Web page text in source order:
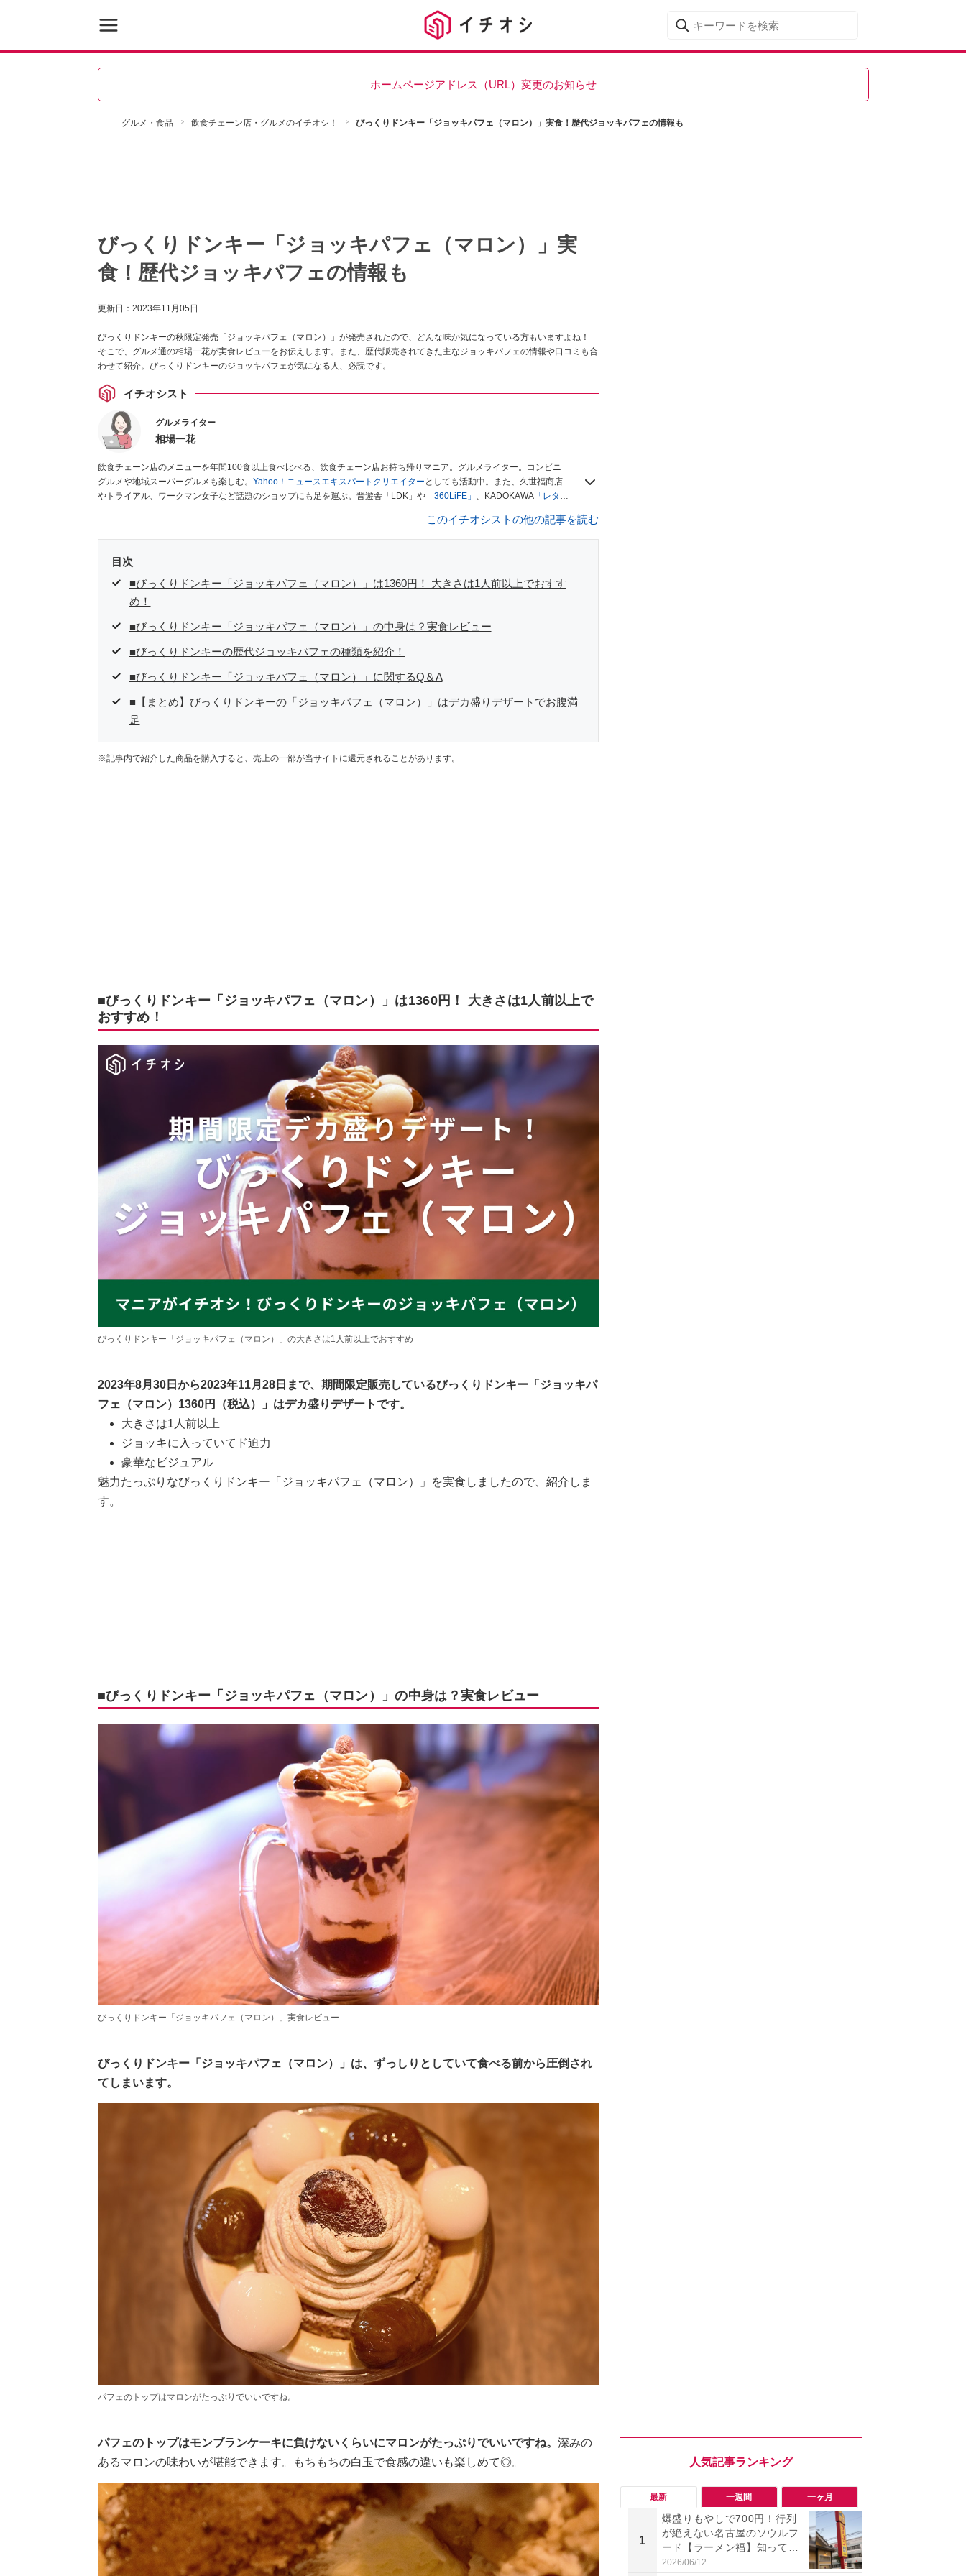
ホームページアドレス（URL）変更のお知らせ
グルメ・食品 飲食チェーン店・グルメのイチオシ！ びっくりドンキー「ジョッキパフェ（マロン）」実食！歴代ジョッキパフェの情報も
びっくりドンキー「ジョッキパフェ（マロン）」実
食！歴代ジョッキパフェの情報も
更新日： 2023年11月05日
びっくりドンキーの秋限定発売「ジョッキパフェ（マロン）」が発売されたので、どんな味か気になっている方もいますよね！
そこで、グルメ通の相場一花が実食レビューをお伝えします。また、歴代販売されてきた主なジョッキパフェの情報や口コミも合
わせて紹介。びっくりドンキーのジョッキパフェが気になる人、必読です。
イチオシスト
グルメライター
相場一花
飲食チェーン店のメニューを年間100食以上食べ比べる、飲食チェーン店お持ち帰りマニア。グルメライター。コンビニ
グルメや地域スーパーグルメも楽しむ。 Yahoo！ニュースエキスパートクリエイター としても活動中。また、久世福商店
やトライアル、ワークマン女子など話題のショップにも足を運ぶ。晋遊舎「LDK」や「360LiFE」 、KADOKAWA「レタス
このイチオシストの他の記事を読む
目次
■びっくりドンキー「ジョッキパフェ（マロン）」は1360円！ 大きさは1人前以上でおすす
め！
■びっくりドンキー「ジョッキパフェ（マロン）」の中身は？実食レビュー
■びっくりドンキーの歴代ジョッキパフェの種類を紹介！
■びっくりドンキー「ジョッキパフェ（マロン）」に関するQ＆A
■【まとめ】びっくりドンキーの「ジョッキパフェ（マロン）」はデカ盛りデザートでお腹満
足
※記事内で紹介した商品を購入すると、売上の一部が当サイトに還元されることがあります。
■びっくりドンキー「ジョッキパフェ（マロン）」は1360円！ 大きさは1人前以上で
おすすめ！
びっくりドンキー「ジョッキパフェ（マロン）」の大きさは1人前以上でおすすめ
2023年8月30日から2023年11月28日まで、期間限定販売しているびっくりドンキー「ジョッキパ
フェ（マロン）1360円（税込）」はデカ盛りデザートです。
大きさは1人前以上
ジョッキに入っていてド迫力
豪華なビジュアル
魅力たっぷりなびっくりドンキー「ジョッキパフェ（マロン）」を実食しましたので、紹介しま
す。
■びっくりドンキー「ジョッキパフェ（マロン）」の中身は？実食レビュー
びっくりドンキー「ジョッキパフェ（マロン）」実食レビュー
びっくりドンキー「ジョッキパフェ（マロン）」は、ずっしりとしていて食べる前から圧倒され
てしまいます。
パフェのトップはマロンがたっぷりでいいですね。
パフェのトップはモンブランケーキに負けないくらいにマロンがたっぷりでいいですね。 深みの
あるマロンの味わいが堪能できます。もちもちの白玉で食感の違いも楽しめて◎。
最新 一週間 一ヶ月
1
爆盛りもやしで700円！行列
が絶えない名古屋のソウルフ
ード【ラーメン福】知って
る？
2026/06/12